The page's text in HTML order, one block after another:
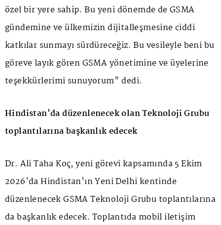
özel bir yere sahip. Bu yeni dönemde de GSMA
gündemine ve ülkemizin dijitalleşmesine ciddi
katkılar sunmayı sürdüreceğiz. Bu vesileyle beni bu
göreve layık gören GSMA yönetimine ve üyelerine
teşekkürlerimi sunuyorum" dedi.
Hindistan'da düzenlenecek olan Teknoloji Grubu
toplantılarına başkanlık edecek
Dr. Ali Taha Koç, yeni görevi kapsamında 5 Ekim
2026'da Hindistan'ın Yeni Delhi kentinde
düzenlenecek GSMA Teknoloji Grubu toplantılarına
da başkanlık edecek. Toplantıda mobil iletişim